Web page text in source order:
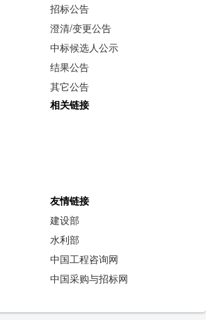
招标公告
澄清/变更公告
中标候选人公示
结果公告
其它公告
相关链接
友情链接
建设部
水利部
中国工程咨询网
中国采购与招标网